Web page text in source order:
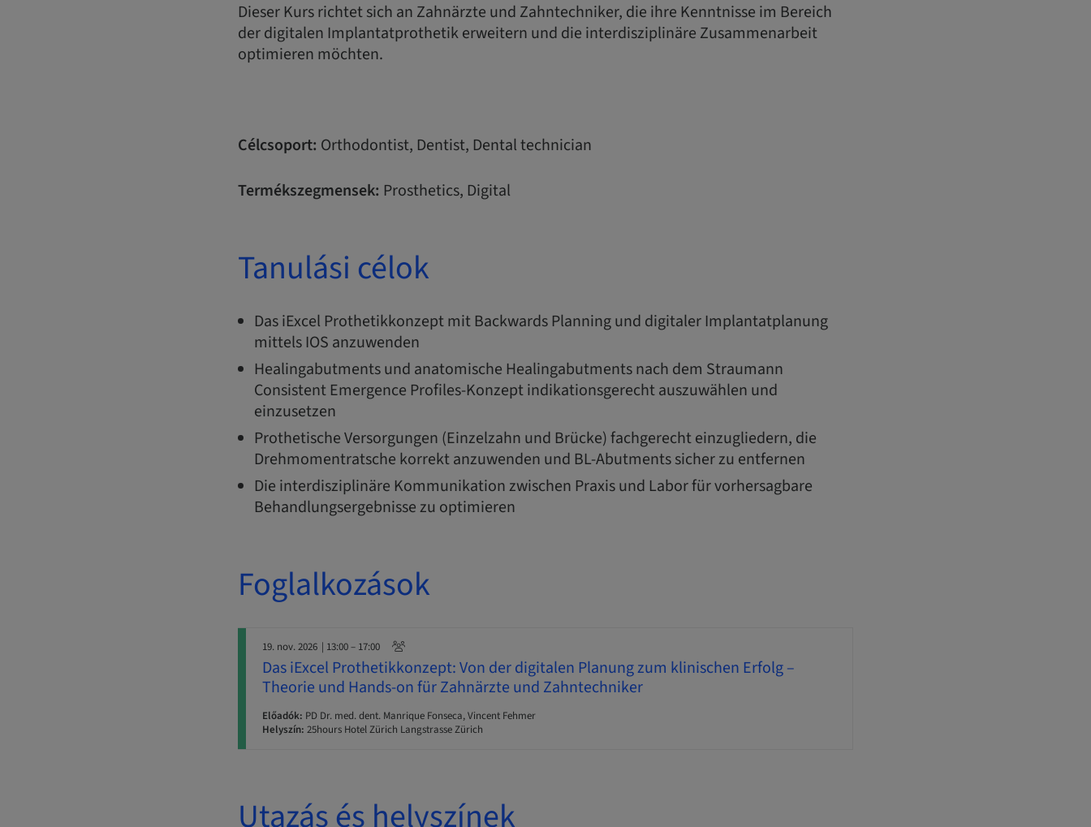
Dieser Kurs richtet sich an Zahnärzte und Zahntechniker, die ihre Kenntnisse im Bereich
der digitalen Implantatprothetik erweitern und die interdisziplinäre Zusammenarbeit
optimieren möchten.
Célcsoport: Orthodontist, Dentist, Dental technician
Termékszegmensek: Prosthetics, Digital
Tanulási célok
Das iExcel Prothetikkonzept mit Backwards Planning und digitaler Implantatplanung
mittels IOS anzuwenden
Healingabutments und anatomische Healingabutments nach dem Straumann
Consistent Emergence Profiles-Konzept indikationsgerecht auszuwählen und
einzusetzen
Prothetische Versorgungen (Einzelzahn und Brücke) fachgerecht einzugliedern, die
Drehmomentratsche korrekt anzuwenden und BL-Abutments sicher zu entfernen
Die interdisziplinäre Kommunikation zwischen Praxis und Labor für vorhersagbare
Behandlungsergebnisse zu optimieren
Foglalkozások
19. nov. 2026 | 13:00 – 17:00
Das iExcel Prothetikkonzept: Von der digitalen Planung zum klinischen Erfolg –
Theorie und Hands-on für Zahnärzte und Zahntechniker
Előadók: PD Dr. med. dent. Manrique Fonseca, Vincent Fehmer
Helyszín: 25hours Hotel Zürich Langstrasse Zürich
Utazás és helyszínek